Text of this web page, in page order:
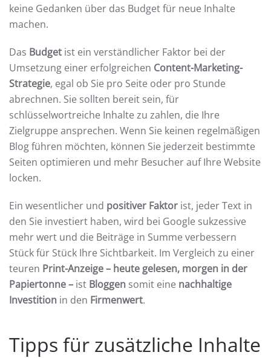
keine Gedanken über das Budget für neue Inhalte
machen.
Das Budget ist ein verständlicher Faktor bei der
Umsetzung einer erfolgreichen Content-Marketing-
Strategie, egal ob Sie pro Seite oder pro Stunde
abrechnen. Sie sollten bereit sein, für
schlüsselwortreiche Inhalte zu zahlen, die Ihre
Zielgruppe ansprechen. Wenn Sie keinen regelmäßigen
Blog führen möchten, können Sie jederzeit bestimmte
Seiten optimieren und mehr Besucher auf Ihre Website
locken.
Ein wesentlicher und positiver Faktor ist, jeder Text in
den Sie investiert haben, wird bei Google sukzessive
mehr wert und die Beiträge in Summe verbessern
Stück für Stück Ihre Sichtbarkeit. Im Vergleich zu einer
teuren Print-Anzeige – heute gelesen, morgen in der
Papiertonne – ist Bloggen somit eine nachhaltige
Investition in den Firmenwert.
Tipps für zusätzliche Inhalte